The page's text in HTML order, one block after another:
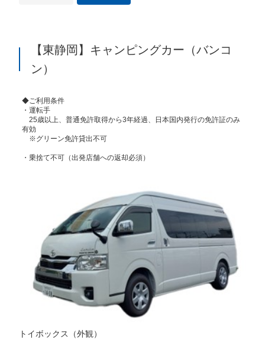
【東静岡】キャンピングカー（バンコ
ン）
◆ご利用条件
・運転手
25歳以上、普通免許取得から3年経過、日本国内発行の免許証のみ
有効
※グリーン免許貸出不可
・乗捨て不可（出発店舗への返却必須）
トイボックス（外観）